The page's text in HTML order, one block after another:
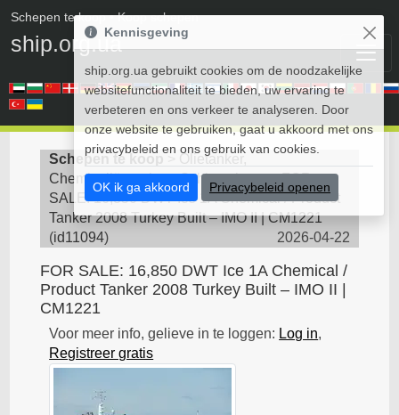
Schepen te koop• Koop schepen
ship.org.ua
Schepen te koop
Olietanker,
Chemicaliëntanker - Schip te koop>FOR
SALE: 16,850 DWT Ice 1A Chemical / Product
Tanker 2008 Turkey Built – IMO II | CM1221
(id11094) 2026-04-22
FOR SALE: 16,850 DWT Ice 1A Chemical /
Product Tanker 2008 Turkey Built – IMO II |
CM1221
Voor meer info, gelieve in te loggen: Log in,
Registreer gratis
Kennisgeving
ship.org.ua gebruikt cookies om de noodzakelijke
websitefunctionaliteit te bieden, uw ervaring te
verbeteren en ons verkeer te analyseren. Door
onze website te gebruiken, gaat u akkoord met ons
privacybeleid en ons gebruik van cookies.
OK ik ga akkoord Privacybeleid openen